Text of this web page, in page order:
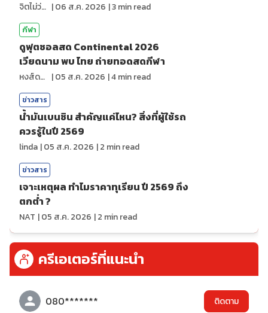
จิตไม่ว่าง |06 ส.ค. 2026 |3min read
กีฬา
ดูฟุตซอลสด Continental 2026
เวียดนาม พบ ไทย ถ่ายทอดสดกีฬา
หงส์ดรุณ |05 ส.ค. 2026 |4min read
ข่าวสาร
น้ำมันเบนซิน สำคัญแค่ไหน? สิ่งที่ผู้ใช้รถ
ควรรู้ในปี 2569
linda |05 ส.ค. 2026 |2 min read
ข่าวสาร
เจาะเหตุผล ทำไมราคาทุเรียน ปี 2569 ถึง
ตกต่ำ ?
NAT |05 ส.ค. 2026 |2 min read
ครีเอเตอร์ที่แนะนำ
080******* ติดตาม